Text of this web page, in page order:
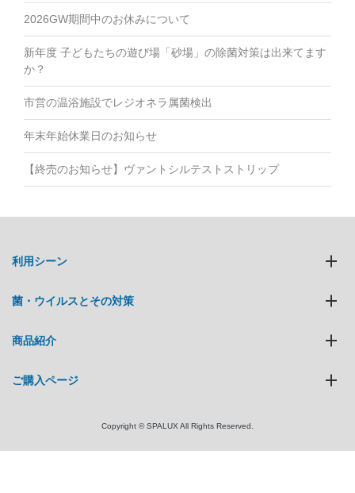
2026GW期間中のお休みについて
新年度 子どもたちの遊び場「砂場」の除菌対策は出来てます
か？
市営の温浴施設でレジオネラ属菌検出
年末年始休業日のお知らせ
【終売のお知らせ】ヴァントシルテストストリップ
利用シーン
菌・ウイルスとその対策
商品紹介
ご購入ページ
Copyright © SPALUX All Rights Reserved.